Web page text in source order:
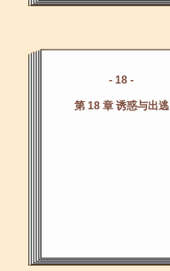
- 18 -
第 18 章 诱惑与出逃